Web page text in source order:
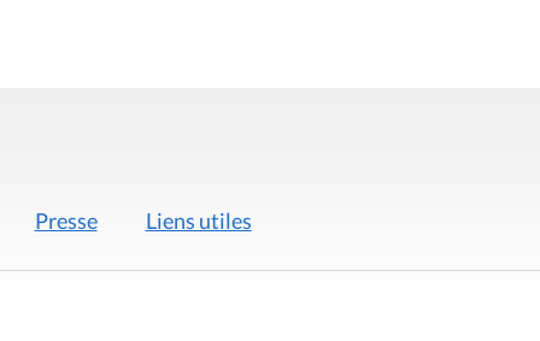
Presse Liens utiles